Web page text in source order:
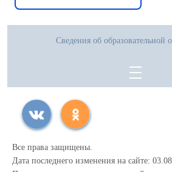
Сведения об образовательной
Все права защищены.
Дата последнего изменения на сайте: